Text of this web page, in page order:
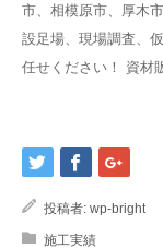
市、相模原市、厚木
設足場、現場調査、
任せください！ 資材
投稿者: wp-bright
施工実績